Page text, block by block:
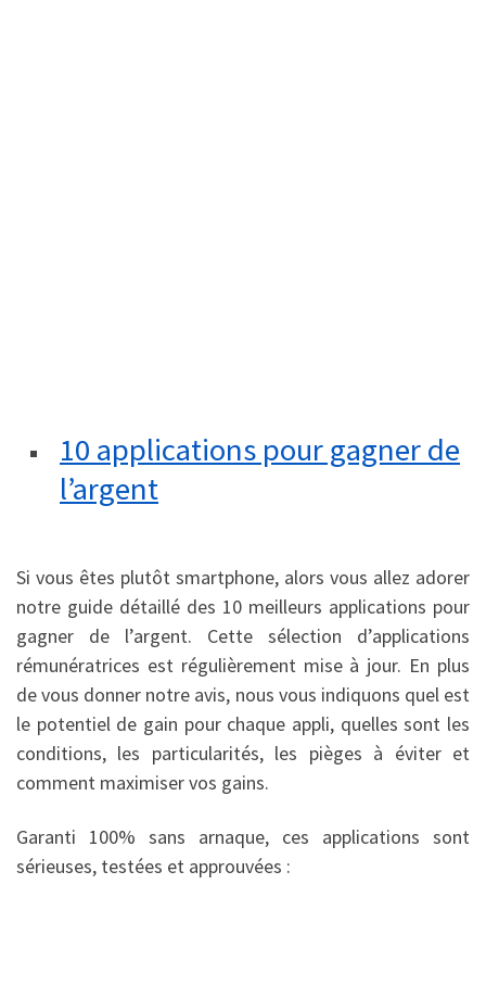
10 applications pour gagner de
l’argent
Si vous êtes plutôt smartphone, alors vous allez adorer
notre guide détaillé des 10 meilleurs applications pour
gagner de l’argent. Cette sélection d’applications
rémunératrices est régulièrement mise à jour. En plus
de vous donner notre avis, nous vous indiquons quel est
le potentiel de gain pour chaque appli, quelles sont les
conditions, les particularités, les pièges à éviter et
comment maximiser vos gains.
Garanti 100% sans arnaque, ces applications sont
sérieuses, testées et approuvées :